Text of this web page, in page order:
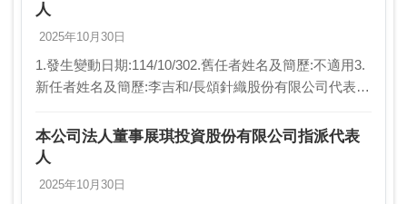
人
2025年10月30日
1.發生變動日期:114/10/302.舊任者姓名及簡歷:不適用3.
新任者姓名及簡歷:李吉和/長頌針織股份有限公司代表人
數:31,335,123…
本公司法人董事展琪投資股份有限公司指派代表
人
2025年10月30日